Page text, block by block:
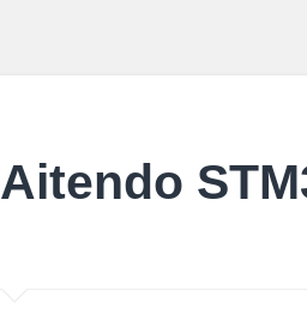
Aitendo